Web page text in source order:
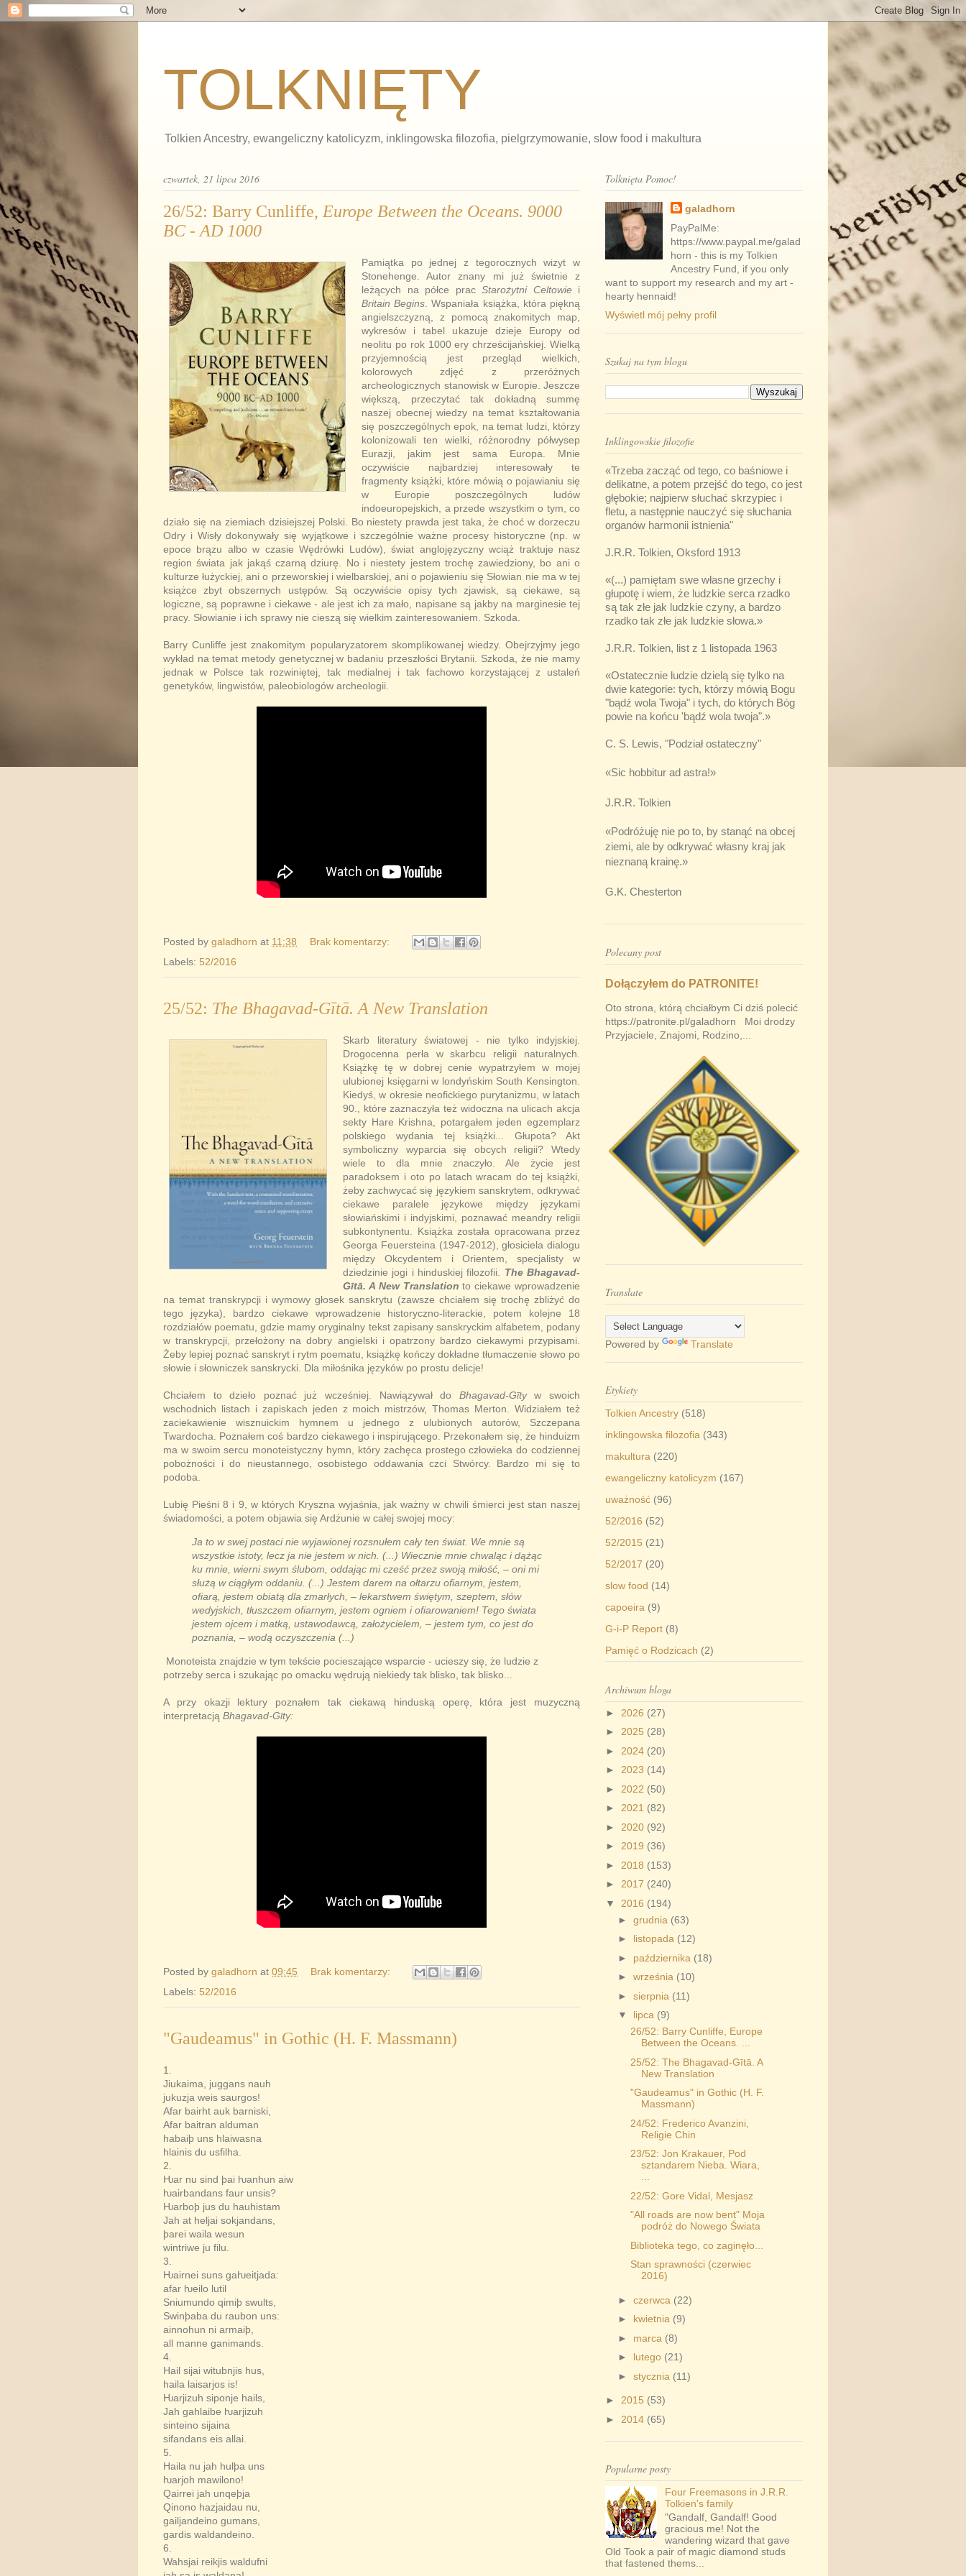
TOLKNIĘTY
Tolkien Ancestry, ewangeliczny katolicyzm, inklingowska filozofia, pielgrzymowanie, slow food i makultura
czwartek, 21 lipca 2016
26/52: Barry Cunliffe,Europe Between the Oceans. 9000
BC - AD 1000
Pamiątka po jednej z tegorocznych wizyt w
Stonehenge. Autor znany mi już świetnie z
leżących na półce prac Starożytni Celtowiei
Britain Begins. Wspaniała książka, która piękną
angielszczyzną, z pomocą znakomitych map,
wykresów i tabel ukazuje dzieje Europy od
neolitu po rok 1000 ery chrześcijańskiej. Wielką
przyjemnością jest przegląd wielkich,
kolorowych zdjęć z przeróżnych
archeologicznych stanowisk w Europie. Jeszcze
większą, przeczytać tak dokładną summę
naszej obecnej wiedzy na temat kształtowania
się poszczególnych epok, na temat ludzi, którzy
kolonizowali ten wielki, różnorodny półwysep
Eurazji, jakim jest sama Europa. Mnie
oczywiście najbardziej interesowały te
fragmenty książki, które mówią o pojawianiu się
w Europie poszczególnych ludów
indoeuropejskich, a przede wszystkim o tym, co
działo się na ziemiach dzisiejszej Polski. Bo niestety prawda jest taka, że choć w dorzeczu
Odry i Wisły dokonywały się wyjątkowe i szczególnie ważne procesy historyczne (np. w
epoce brązu albo w czasie Wędrówki Ludów), świat anglojęzyczny wciąż traktuje nasz
region świata jak jakąś czarną dziurę. No i niestety jestem trochę zawiedziony, bo ani o
kulturze łużyckiej, ani o przeworskiej i wielbarskiej, ani o pojawieniu się Słowian nie ma w tej
książce zbyt obszernych ustępów. Są oczywiście opisy tych zjawisk, są ciekawe, są
logiczne, są poprawne i ciekawe - ale jest ich za mało, napisane są jakby na marginesie tej
pracy. Słowianie i ich sprawy nie cieszą się wielkim zainteresowaniem. Szkoda.
Barry Cunliffe jest znakomitym popularyzatorem skomplikowanej wiedzy. Obejrzyjmy jego
wykład na temat metody genetycznej w badaniu przeszłości Brytanii. Szkoda, że nie mamy
jednak w Polsce tak rozwiniętej, tak medialnej i tak fachowo korzystającej z ustaleń
genetyków, lingwistów, paleobiologów archeologii.
Posted by galadhorn at 11:38
Brak komentarzy:
Labels: 52/2016
25/52: The Bhagavad-Gītā. A New Translation
Skarb literatury światowej - nie tylko indyjskiej.
Drogocenna perła w skarbcu religii naturalnych.
Książkę tę w dobrej cenie wypatrzyłem w mojej
ulubionej księgarni w londyńskim South Kensington.
Kiedyś, w okresie neofickiego purytanizmu, w latach
90., które zaznaczyła też widoczna na ulicach akcja
sekty Hare Krishna, potargałem jeden egzemplarz
polskiego wydania tej książki... Głupota? Akt
symboliczny wyparcia się obcych religii? Wtedy
wiele to dla mnie znaczyło. Ale życie jest
paradoksem i oto po latach wracam do tej książki,
żeby zachwycać się językiem sanskrytem, odkrywać
ciekawe paralele językowe między językami
słowiańskimi i indyjskimi, poznawać meandry religii
subkontynentu. Książka została opracowana przez
Georga Feuersteina (1947-2012), głosiciela dialogu
między Okcydentem i Orientem, specjalisty w
dziedzinie jogi i hinduskiej filozofii. The Bhagavad-
Gītā. A New Translation to ciekawe wprowadzenie
na temat transkrypcji i wymowy głosek sanskrytu (zawsze chciałem się trochę zbliżyć do
tego języka), bardzo ciekawe wprowadzenie historyczno-literackie, potem kolejne 18
rozdziałów poematu, gdzie mamy oryginalny tekst zapisany sanskryckim alfabetem, podany
w transkrypcji, przełożony na dobry angielski i opatrzony bardzo ciekawymi przypisami.
Żeby lepiej poznać sanskryt i rytm poematu, książkę kończy dokładne tłumaczenie słowo po
słowie i słowniczek sanskrycki. Dla miłośnika języków po prostu delicje!
Chciałem to dzieło poznać już wcześniej. Nawiązywał do Bhagavad-Gītyw swoich
wschodnich listach i zapiskach jeden z moich mistrzów, Thomas Merton. Widziałem też
zaciekawienie wisznuickim hymnem u jednego z ulubionych autorów, Szczepana
Twardocha. Poznałem coś bardzo ciekawego i inspirującego. Przekonałem się, że hinduizm
ma w swoim sercu monoteistyczny hymn, który zachęca prostego człowieka do codziennej
pobożności i do nieustannego, osobistego oddawania czci Stwórcy. Bardzo mi się to
podoba.
Lubię Pieśni 8 i 9, w których Kryszna wyjaśnia, jak ważny w chwili śmierci jest stan naszej
świadomości, a potem objawia się Ardżunie w całej swojej mocy:
Ja to w swej postaci nie wyjawionej rozsnułem cały ten świat. We mnie są
wszystkie istoty, lecz ja nie jestem w nich. (...) Wiecznie mnie chwaląc i dążąc
ku mnie, wierni swym ślubom, oddając mi cześć przez swoją miłość, – oni mi
służą w ciągłym oddaniu. (...) Jestem darem na ołtarzu ofiarnym, jestem,
ofiarą, jestem obiatą dla zmarłych, – lekarstwem świętym, szeptem, słów
wedyjskich, tłuszczem ofiarnym, jestem ogniem i ofiarowaniem! Tego świata
jestem ojcem i matką, ustawodawcą, założycielem, – jestem tym, co jest do
poznania, – wodą oczyszczenia (...)
Monoteista znajdzie w tym tekście pocieszające wsparcie - ucieszy się, że ludzie z
potrzeby serca i szukając po omacku wędrują niekiedy tak blisko, tak blisko...
A przy okazji lektury poznałem tak ciekawą hinduską operę, która jest muzyczną
interpretacją Bhagavad-Gīty:
Posted by galadhorn at 09:45
Brak komentarzy:
Labels: 52/2016
"Gaudeamus" in Gothic (H. F. Massmann)
1.
Jiukaima, juggans nauh
jukuzja weis saurgos!
Afar bairht auk barniski,
Afar baitran alduman
habaiþ uns hlaiwasna
hlainis du usfilha.
2.
Ƕar nu sind þai ƕanhun aiw
ƕairbandans faur unsis?
Ƕarboþ jus du hauhistam
Jah at heljai sokjandans,
þarei waila wesun
wintriwe ju filu.
3.
Ƕairnei suns gaƕeitjada:
afar ƕeilo lutil
Sniumundo qimiþ swults,
Swinþaba du raubon uns:
ainnohun ni armaiþ,
all manne ganimands.
4.
Hail sijai witubnjis hus,
haila laisarjos is!
Ƕarjizuh siponje hails,
Jah gahlaibe ƕarjizuh
sinteino sijaina
sifandans eis allai.
5.
Haila nu jah hulþa uns
ƕarjoh mawilono!
Qairrei jah unqeþja
Qinono hazjaidau nu,
gailjandeino gumans,
gardis waldandeino.
6.
Wahsjai reikjis waldufni
Tolknięta Pomoc!
galadhorn
PayPalMe:
https://www.paypal.me/galad
horn ­- this is my Tolkien
Ancestry Fund, if you only
want to support my research and my art -
hearty hennaid!
Wyświetl mój pełny profil
Szukaj na tym blogu
Inklingowskie filozofie
«Trzeba zacząć od tego, co baśniowe i
delikatne, a potem przejść do tego, co jest
głębokie; najpierw słuchać skrzypiec i
fletu, a następnie nauczyć się słuchania
organów harmonii istnienia"
J.R.R. Tolkien, Oksford 1913
«(...) pamiętam swe własne grzechy i
głupotę i wiem, że ludzkie serca rzadko
są tak złe jak ludzkie czyny, a bardzo
rzadko tak złe jak ludzkie słowa.»
J.R.R. Tolkien, list z 1 listopada 1963
«Ostatecznie ludzie dzielą się tylko na
dwie kategorie: tych, którzy mówią Bogu
"bądź wola Twoja" i tych, do których Bóg
powie na końcu 'bądź wola twoja".»
C. S. Lewis, "Podział ostateczny"
«Sic hobbitur ad astra!»
J.R.R. Tolkien
«Podróżuję nie po to, by stanąć na obcej
ziemi, ale by odkrywać własny kraj jak
nieznaną krainę.»
G.K. Chesterton
Polecany post
Dołączyłem do PATRONITE!
Oto strona, którą chciałbym Ci dziś polecić
https://patronite.pl/galadhorn Moi drodzy
Przyjaciele, Znajomi, Rodzino,...
Translate
Powered by Translate
Etykiety
Tolkien Ancestry (518)
inklingowska filozofia (343)
makultura (220)
ewangeliczny katolicyzm (167)
uważność (96)
52/2016 (52)
52/2015 (21)
52/2017 (20)
slow food (14)
capoeira (9)
G-i-P Report (8)
Pamięć o Rodzicach (2)
Archiwum bloga
► 2026 (27)
► 2025 (28)
► 2024 (20)
► 2023 (14)
► 2022 (50)
► 2021 (82)
► 2020 (92)
► 2019 (36)
► 2018 (153)
► 2017 (240)
▼ 2016 (194)
► grudnia (63)
► listopada (12)
► października (18)
► września (10)
► sierpnia (11)
▼ lipca (9)
26/52: Barry Cunliffe, Europe
Between the Oceans. ...
25/52: The Bhagavad-Gītā. A
New Translation
"Gaudeamus" in Gothic (H. F.
Massmann)
24/52: Frederico Avanzini,
Religie Chin
23/52: Jon Krakauer, Pod
sztandarem Nieba. Wiara,
...
22/52: Gore Vidal, Mesjasz
"All roads are now bent" Moja
podróż do Nowego Świata
Biblioteka tego, co zaginęło...
Stan sprawności (czerwiec
2016)
► czerwca (22)
► kwietnia (9)
► marca (8)
► lutego (21)
► stycznia (11)
► 2015 (53)
► 2014 (65)
Popularne posty
Four Freemasons in J.R.R.
Tolkien's family
"Gandalf, Gandalf! Good
gracious me! Not the
wandering wizard that gave
Old Took a pair of magic diamond studs
that fastened thems...